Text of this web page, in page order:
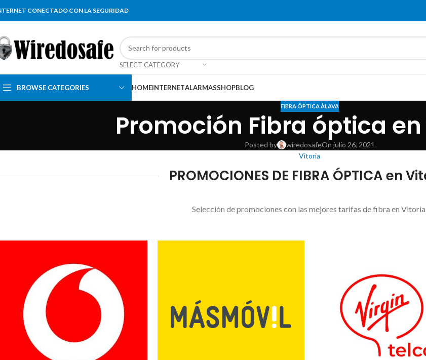
CONECTADO CON LA SEGURIDAD
SELECT CATEGORY
BROWSE CATEGORIES HOMEINTERNETALARMASSHOPBLOG
FIBRA ÓPTICA ÁLAVA
Promoción Fibra óptica
Posted by wiredosafeOn julio 26, 2021
Vitoria
PROMOCIONES DE FIBRA ÓPTICA en
Selección de promociones con las mejores tarifas de fibra en